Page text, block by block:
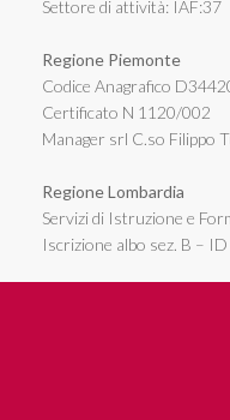
Settore di attività: IAF:37
Regione Piemonte
Codice Anagrafico
Certificato N 1120/002
Manager srl C.so Filippo
Regione Lombardia
Servizi di Istruzione e
Iscrizione albo sez. B –